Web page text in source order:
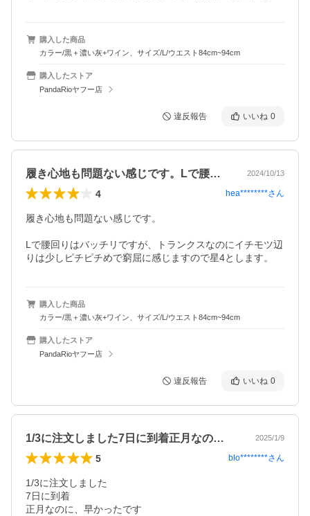
購入した商品
カラー/黒＋濃い灰+ワイン、サイズ/L/ウエスト84cm~94cm
購入したストア
PandaRioヤフー店
違反報告 いいね 0
履き心地も問題ない感じです。Lで腰回り… 2024/10/13
4 hea********さん
履き心地も問題ない感じです。
Lで腰回りはバッチリですが、トランクスなのにイチモツ辺
りは少しピチピチめで窮屈に感じますので星4とします。
購入した商品
カラー/黒＋濃い灰+ワイン、サイズ/L/ウエスト84cm~94cm
購入したストア
PandaRioヤフー店
違反報告 いいね 0
1/3に注文しました7日に到着正月なの… 2025/1/9
5 blo********さん
1/3に注文しました
7日に到着
正月なのに、早かったです